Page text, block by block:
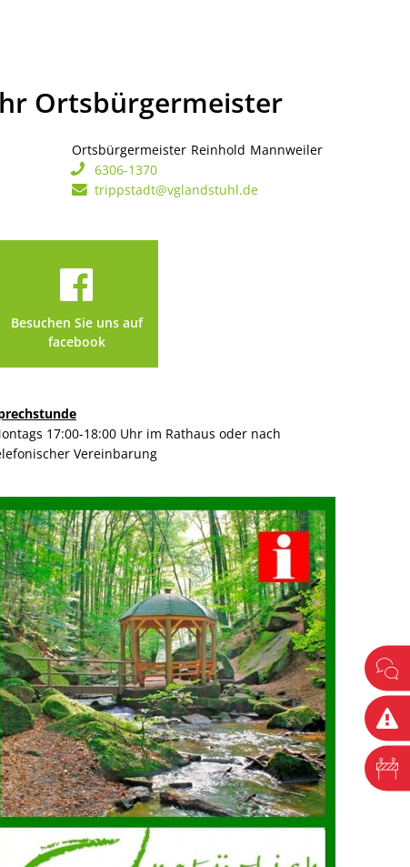
Ortsbürgermeister
Ortsbürgermeister Reinhold Mannweiler
6306-1370
trippstadt@vglandstuhl.de
Besuchen Sie uns auf
facebook
17:00-18:00 Uhr im Rathaus oder nach
Vereinbarung